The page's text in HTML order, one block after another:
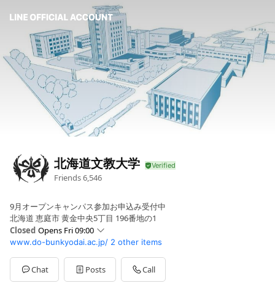
北海道文教大学
Friends6,546
9月オープンキャンパス参加お申込み受付中
北海道 恵庭市 黄金中央5丁目 196番地の1
Closed Opens Fri 09:00
SunClosed
Mon09:00 - 17:30
Tue09:00 - 17:30
Wed09:00 - 17:30
www.do-bunkyodai.ac.jp/ 2 other items
Chat Posts Call